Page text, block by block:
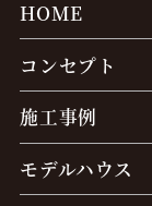
HOME
コンセプト
施工事例
モデルハウス